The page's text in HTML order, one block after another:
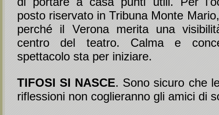
posto riservato in Tribuna Monte
perché il Verona merita una
centro del teatro. Calma e
spettacolo sta per iniziare.
TIFOSI SI NASCE. Sono sicuro che
riflessioni non coglieranno gli amici di